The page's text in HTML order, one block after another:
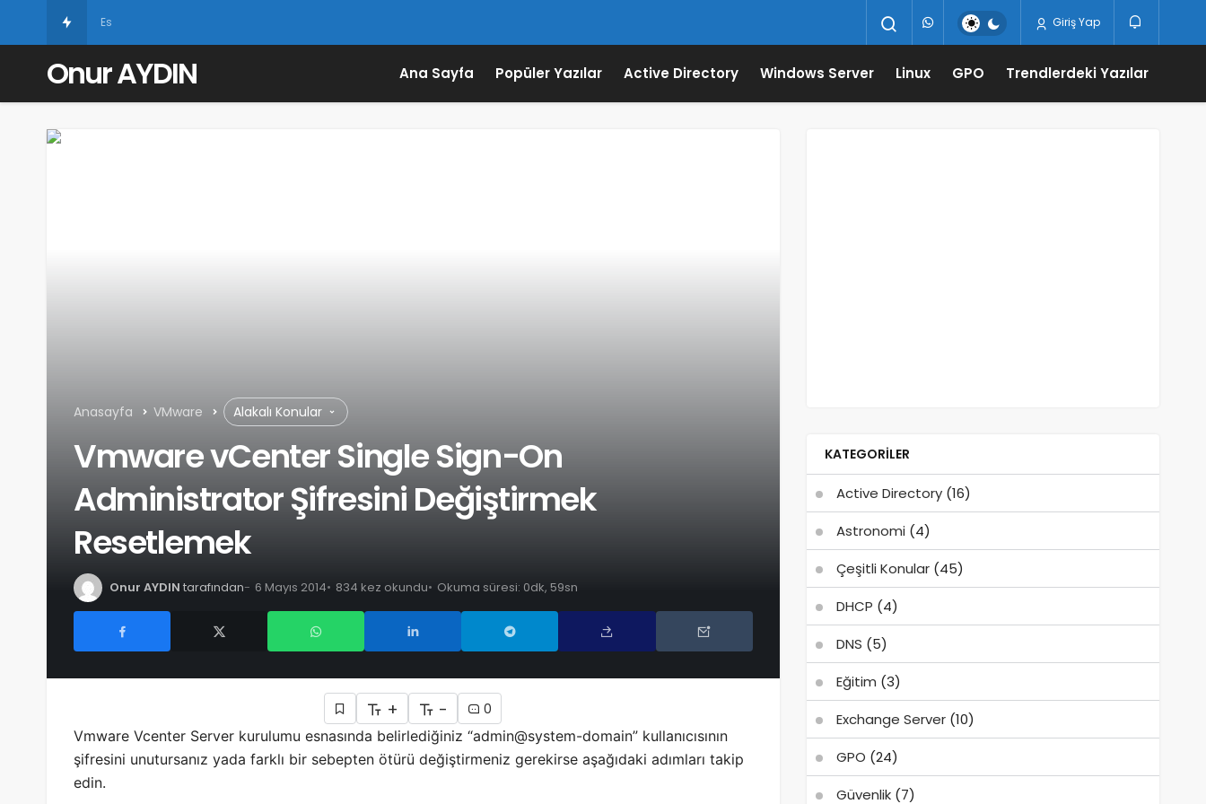
Eski Ders Kitapları Giriş Yap
Onur AYDIN Ana Sayfa Popüler Yazılar Active Directory Windows Server Linux GPO Trendlerdeki Yazılar
Anasayfa VMware Alakalı Konular
Vmware vCenter Single Sign-On
Administrator Şifresini Değiştirmek
Resetlemek
Onur AYDIN tarafından 6 Mayıs 2014 834 kez okundu Okuma süresi: 0dk, 59sn
+ -
0
Vmware Vcenter Server kurulumu esnasında belirlediğiniz “admin@system-domain” kullanıcısının
şifresini unutursanız yada farklı bir sebepten ötürü değiştirmeniz gerekirse aşağıdaki adımları takip
edin.
KATEGORILER
Active Directory(16)
Astronomi (4)
Çeşitli Konular(45)
DHCP (4)
DNS (5)
Eğitim (3)
Exchange Server(10)
GPO (24)
Güvenlik(7)